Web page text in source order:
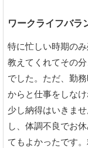
ワークライフバラ
特に忙しい時期の
教えてくれてその
でした。ただ、勤
からと仕事をしな
少し納得はいきま
し、体調不良でお
てもよかったです